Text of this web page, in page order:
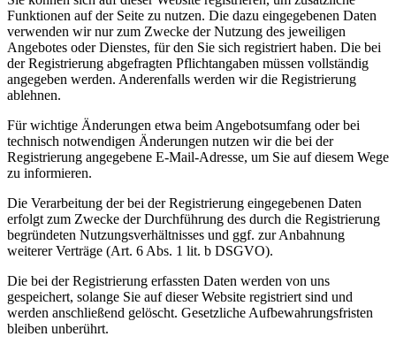
Funktionen auf der Seite zu nutzen. Die dazu eingegebenen Daten
verwenden wir nur zum Zwecke der Nutzung des jeweiligen
Angebotes oder Dienstes, für den Sie sich registriert haben. Die bei
der Registrierung abgefragten Pflichtangaben müssen vollständig
angegeben werden. Anderenfalls werden wir die Registrierung
ablehnen.
Für wichtige Änderungen etwa beim Angebotsumfang oder bei
technisch notwendigen Änderungen nutzen wir die bei der
Registrierung angegebene E-Mail-Adresse, um Sie auf diesem Wege
zu informieren.
Die Verarbeitung der bei der Registrierung eingegebenen Daten
erfolgt zum Zwecke der Durchführung des durch die Registrierung
begründeten Nutzungsverhältnisses und ggf. zur Anbahnung
weiterer Verträge (Art. 6 Abs. 1 lit. b DSGVO).
Die bei der Registrierung erfassten Daten werden von uns
gespeichert, solange Sie auf dieser Website registriert sind und
werden anschließend gelöscht. Gesetzliche Aufbewahrungsfristen
bleiben unberührt.